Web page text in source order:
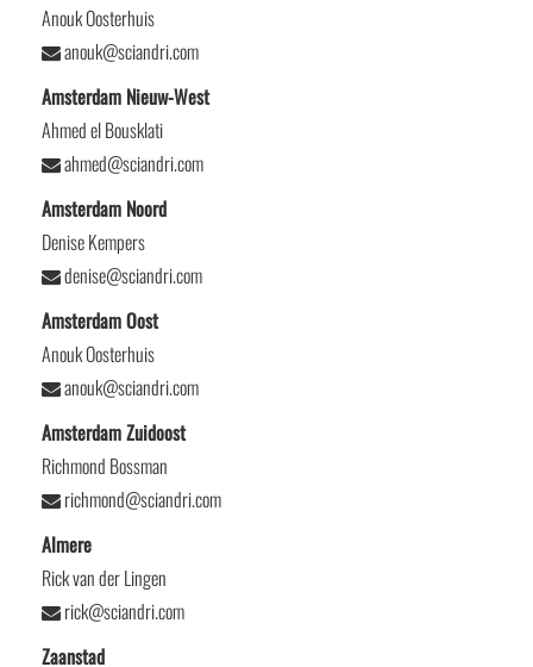
Anouk Oosterhuis
anouk@sciandri.com
Amsterdam Nieuw-West
Ahmed el Bousklati
ahmed@sciandri.com
Amsterdam Noord
Denise Kempers
denise@sciandri.com
Amsterdam Oost
Anouk Oosterhuis
anouk@sciandri.com
Amsterdam Zuidoost
Richmond Bossman
richmond@sciandri.com
Almere
Rick van der Lingen
rick@sciandri.com
Zaanstad